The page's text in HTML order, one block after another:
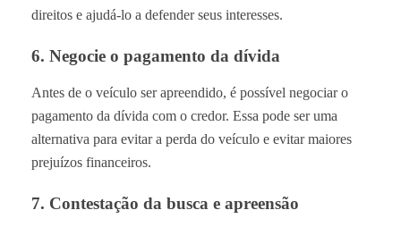
direitos e ajudá-lo a defender seus interesses.
6. Negocie o pagamento da dívida
Antes de o veículo ser apreendido, é possível negociar o
pagamento da dívida com o credor. Essa pode ser uma
alternativa para evitar a perda do veículo e evitar maiores
prejuízos financeiros.
7. Contestação da busca e apreensão